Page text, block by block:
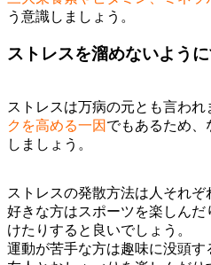
う意識しましょう。
ストレスを溜めないよう
ストレスは万病の元とも言われ
クを高める一因 でもあるため、
しましょう。
ストレスの発散方法は人それ
好きな方はスポーツを楽しん
けたりすると良いでしょう。
運動が苦手な方は趣味に没頭